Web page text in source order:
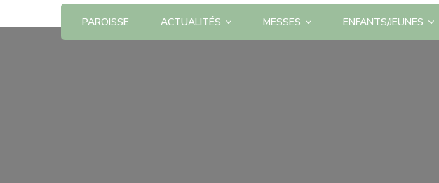
PAROISSE ACTUALITÉS MESSES ENFANTS/JEUNES